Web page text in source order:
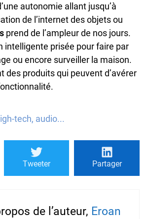
autonomie allant jusqu’à
de l’internet des objets ou
prend de l’ampleur de nos jours.
intelligente prisée pour faire par
ou encore surveiller la maison.
des produits qui peuvent d’avérer
tech, audio...
Tweeter Partager
de l’auteur, Eroan